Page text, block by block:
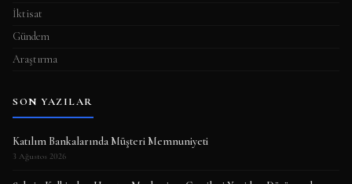
İktisat
Gündem
Araştırma
SON YAZILAR
Katılım Bankalarında Müşteri Memnuniyeti
3 Ağustos 2026